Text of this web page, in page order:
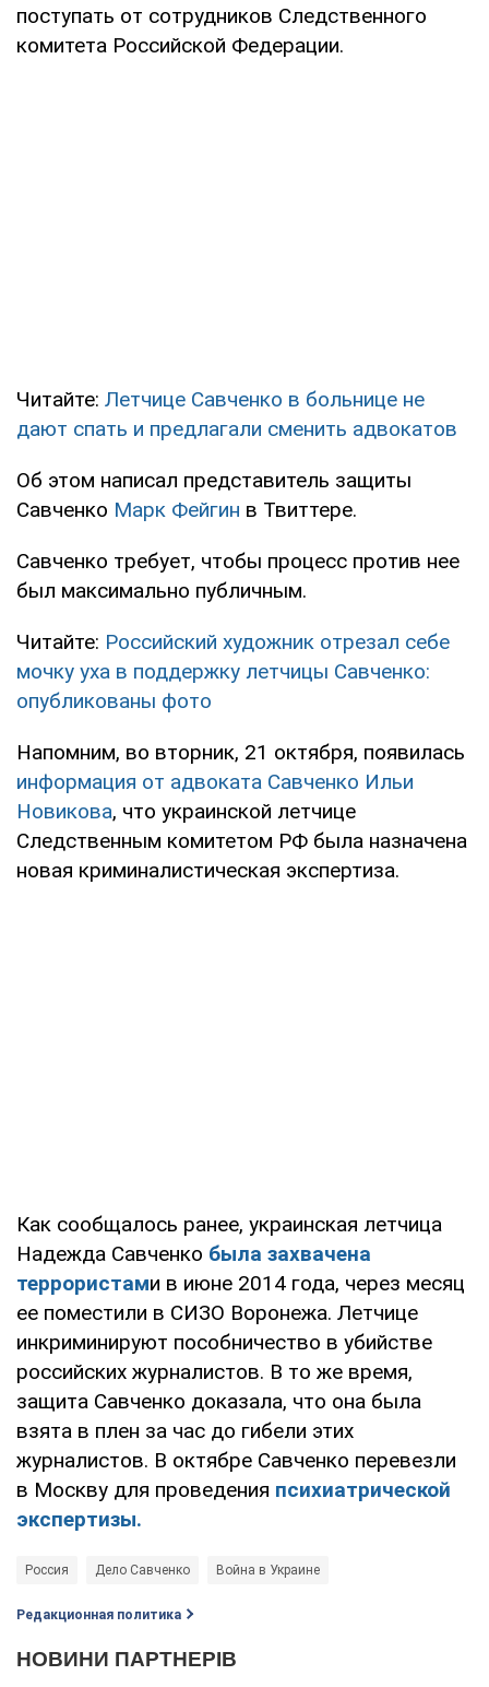
поступать от сотрудников Следственного
комитета Российской Федерации.
Читайте: Летчице Савченко в больнице не
дают спать и предлагали сменить адвокатов
Об этом написал представитель защиты
Савченко Марк Фейгин в Твиттере.
Савченко требует, чтобы процесс против нее
был максимально публичным.
Читайте: Российский художник отрезал себе
мочку уха в поддержку летчицы Савченко:
опубликованы фото
Напомним, во вторник, 21 октября, появилась
информация от адвоката Савченко Ильи
Новикова, что украинской летчице
Следственным комитетом РФ была назначена
новая криминалистическая экспертиза.
Как сообщалось ранее, украинская летчица
Надежда Савченко была захвачена
террористами в июне 2014 года, через месяц
ее поместили в СИЗО Воронежа. Летчице
инкриминируют пособничество в убийстве
российских журналистов. В то же время,
защита Савченко доказала, что она была
взята в плен за час до гибели этих
журналистов. В октябре Савченко перевезли
в Москву для проведения психиатрической
экспертизы.
Россия Дело Савченко Война в Украине
Редакционная политика